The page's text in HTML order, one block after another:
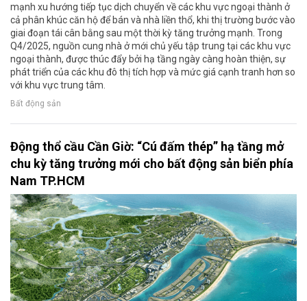
mạnh xu hướng tiếp tục dịch chuyển về các khu vực ngoại thành ở
cả phân khúc căn hộ để bán và nhà liền thổ, khi thị trường bước vào
giai đoạn tái cân bằng sau một thời kỳ tăng trưởng mạnh. Trong
Q4/2025, nguồn cung nhà ở mới chủ yếu tập trung tại các khu vực
ngoại thành, được thúc đẩy bởi hạ tầng ngày càng hoàn thiện, sự
phát triển của các khu đô thị tích hợp và mức giá cạnh tranh hơn so
với khu vực trung tâm.
Bất động sản
Động thổ cầu Cần Giờ: “Cú đấm thép” hạ tầng mở
chu kỳ tăng trưởng mới cho bất động sản biển phía
Nam TP.HCM